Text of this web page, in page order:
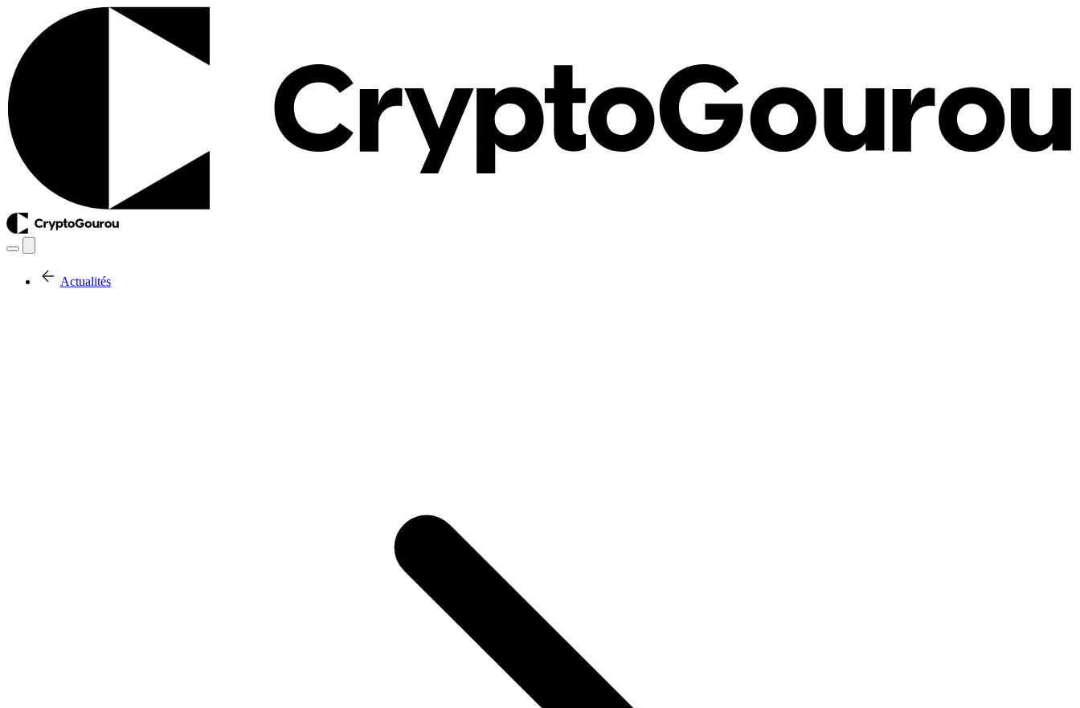
Actualités